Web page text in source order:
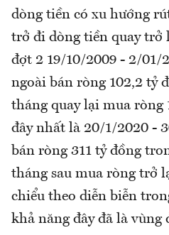
dòng tiền có xu hướng
trở đi dòng tiền quay trở
đợt 2 19/10/2009 - 2/01/
ngoài bán ròng 102,2 tỷ
tháng quay lại mua ròng
đây nhất là 20/1/2020 -
bán ròng 311 tỷ đồng
tháng sau mua ròng trở
chiểu theo diễn biễn
khả năng đây đã là vùng